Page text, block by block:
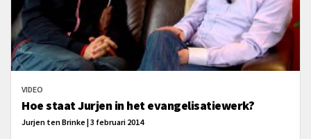
VIDEO
Hoe staat Jurjen in het evangelisatiewerk?
Jurjen ten Brinke | 3 februari 2014